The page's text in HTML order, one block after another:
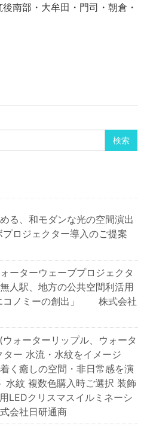
南部・大牟田・門司・朝倉・
る、和モダンな光の空間演出
ロジェクター導入のご提案
ーターウェーブプロジェクタ
人駅、地方の公共空間利活用
コノミーの創出」 株式会社
ォーターリップル、ウォータ
ター 水流・水紋をイメージ
く癒しの空間・非日常感を演
水紋 複数色購入時ご選択 装飾
LEDクリスマスイルミネーシ
会社日研通商